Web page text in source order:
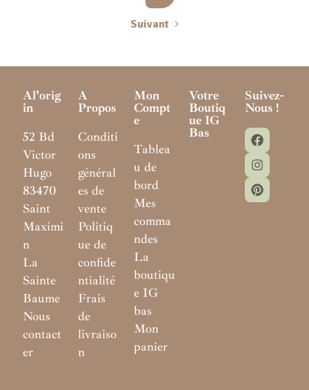
Suivant
Al'orig
In
52 Bd
Victor
Hugo
83470
Saint
Maximi
n
La
Sainte
Baume
Nous
contact
er
A
Propos
Conditi
ons
général
es de
vente
Politiq
ue de
confide
ntialité
Frais
de
livraiso
n
Mon
Compt
E
Tablea
u de
bord
Mes
comma
ndes
La
boutiqu
e IG
bas
Mon
panier
Votre
Boutiq
Ue IG
Bas
Suivez-
Nous !